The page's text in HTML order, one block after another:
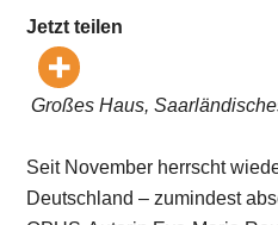
Jetzt teilen
Großes Haus,
Seit November herrscht
Deutschland – zumindest